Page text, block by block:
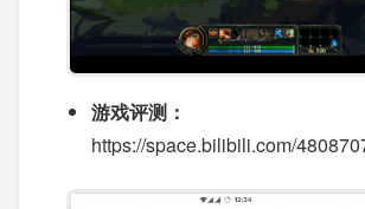
游戏评测：
https://space.bilibili.com/